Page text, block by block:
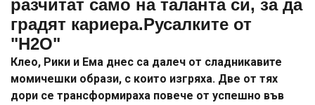
разчитат само на таланта си, за да
градят кариера.Русалките от
"H2O"
Клео, Рики и Ема днес са далеч от сладникавите
момичешки образи, с които изгряха. Две от тях
дори се трансформираха повече от успешно във